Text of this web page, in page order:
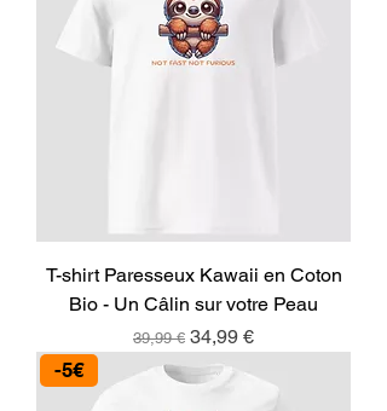
T-shirt Paresseux Kawaii en Coton
Bio - Un Câlin sur votre Peau
Prix original
39,99 € Prix promotionnel
34,99 €
-5€